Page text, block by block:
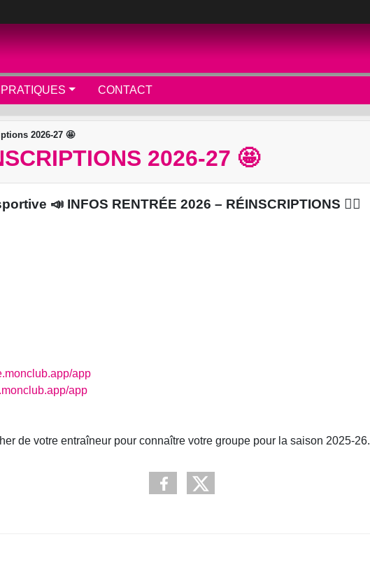
PRATIQUES CONTACT
2026-27 🤩
2026-27 🤩
📣 INFOS RENTRÉE 2026 – RÉINSCRIPTIONS 🤸‍♀️
app
app
de votre entraîneur pour connaître votre groupe pour la saison 2025-26.